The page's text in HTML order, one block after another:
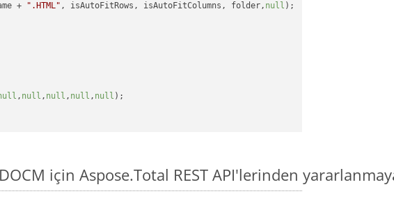
+
".HTML" , isAutoFitRows, isAutoFitColumns, folder, null );
, null , null , null , null );
için Aspose.Total REST API'lerinden